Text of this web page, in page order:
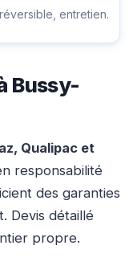
entretien.
Bussy-
Qualipac et
responsabilité
des garanties
Devis détaillé
propre.